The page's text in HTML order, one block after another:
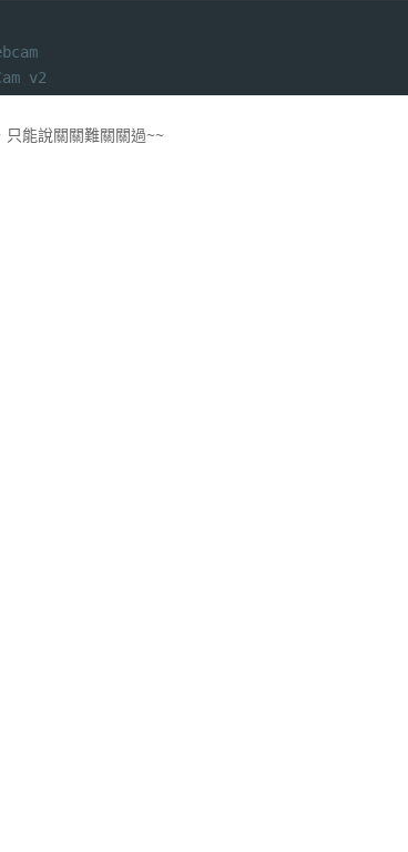
v2
能說關關難關關過~~